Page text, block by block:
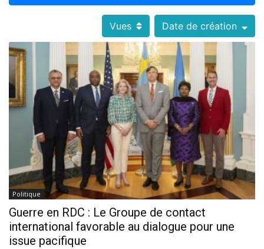
Vues Date de création
Politique
Guerre en RDC : Le Groupe de contact
international favorable au dialogue pour une
issue pacifique